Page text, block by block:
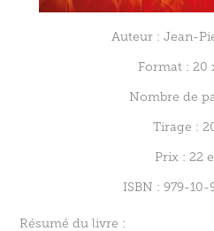
Auteur : Jean-
Format : 20
Nombre de
Tirage :
Prix : 22
ISBN : 979-10-
Résumé du livre :